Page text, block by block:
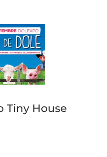
Tiny House